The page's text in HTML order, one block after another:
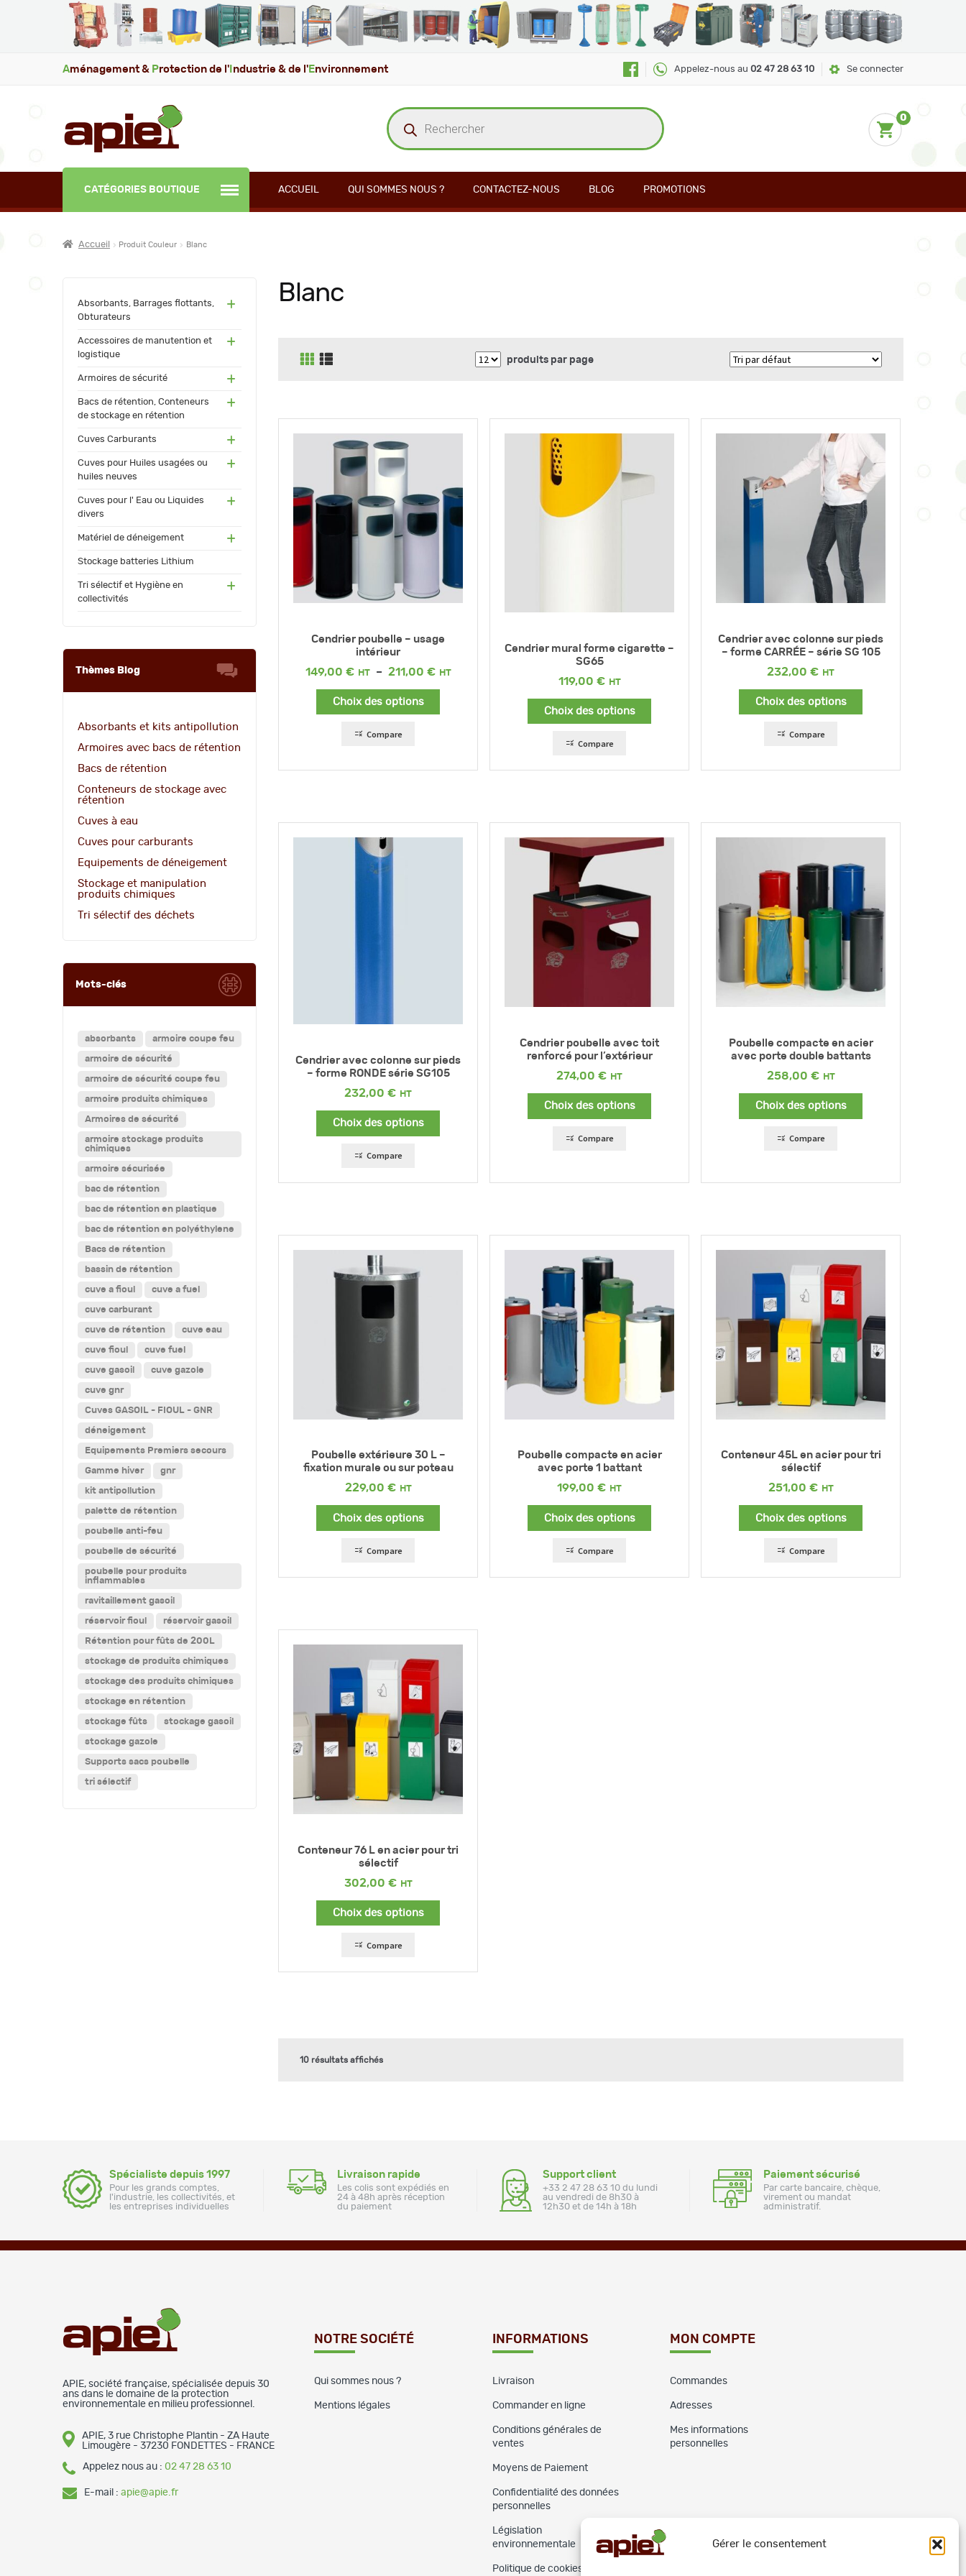
Gérer le consentement
Aménagement & Protection de l' ndustrie & de l' Environnement Appelez-nous au 02 47 28 63 10 Se connecter
Recherche
de
produits
0
CATÉGORIES BOUTIQUE ACCUEIL QUI SOMMES NOUS ? CONTACTEZ-NOUS BLOG PROMOTIONS
Accueil Produit Couleur Blanc
Absorbants, Barrages flottants,
Obturateurs
(60)
Accessoires de manutention et
logistique
(55)
Armoires de sécurité (91)
Bacs de rétention, Conteneurs
de stockage en rétention
(171
Cuves Carburants
(17
Cuves pour Huiles usagées ou
huiles neuves
(24)
Cuves pour l' Eau ou Liquides
divers
(72)
Matériel de déneigement
(34
Stockage batteries Lithium
Tri sélectif et Hygiène en
collectivités
(13
Thèmes Blog
Absorbants et kits antipollution
Armoires avec bacs de rétention
Bacs de rétention
Conteneurs de stockage avec
rétention
Cuves à eau
Cuves pour carburants
Equipements de déneigement
Stockage et manipulation
produits chimiques
Tri sélectif des déchets
Mots-clés
absorbants armoire coupe feu
armoire de sécurité
armoire de sécurité coupe feu
armoire produits chimiques
Armoires de sécurité
armoire stockage produits
chimiques
armoire sécurisée
bac de rétention
bac de rétention en plastique
bac de rétention en polyéthylene
Bacs de rétention
bassin de rétention
cuve a fioul cuve a fuel
cuve carburant
cuve de rétention cuve eau
cuve fioul cuve fuel
cuve gasoil cuve gazole
cuve gnr
Cuves GASOIL - FIOUL - GNR
déneigement
Equipements Premiers secours
Gamme hiver gnr
kit antipollution
palette de rétention
poubelle anti-feu
poubelle de sécurité
poubelle pour produits
inflammables
ravitaillement gasoil
réservoir fioul réservoir gasoil
Rétention pour fûts de 200L
stockage de produits chimiques
stockage des produits chimiques
stockage en rétention
stockage fûts stockage gasoil
stockage gazole
Supports sacs poubelle
tri sélectif
Blanc
produits par page
Cendrier poubelle – usage
intérieur
149,00 € – 211,00 €
Plage
Choix des options
Compare
Cendrier mural forme cigarette –
SG65
119,00 €
Choix des options
Compare
Cendrier avec colonne sur pieds
– forme CARRÉE – série SG 105
232,00 €
Choix des options
Compare
Cendrier avec colonne sur pieds
– forme RONDE série SG105
232,00 €
Choix des options
Compare
Cendrier poubelle avec toit
renforcé pour l’extérieur
274,00 €
Choix des options
Compare
Poubelle compacte en acier
avec porte double battants
258,00 €
Choix des options
Compare
Poubelle extérieure 30 L –
fixation murale ou sur poteau
229,00 €
Choix des options
Compare
Poubelle compacte en acier
avec porte 1 battant
199,00 €
Choix des options
Compare
Conteneur 45L en acier pour tri
sélectif
251,00 €
Choix des options
Compare
Conteneur 76 L en acier pour tri
sélectif
302,00 €
Choix des options
Compare
10 résultats affichés
Spécialiste depuis 1997
Pour les grands comptes,
l'industrie, les collectivités, et
les entreprises individuelles
Livraison rapide
Les colis sont expédiés en
24 à 48h après réception
du paiement
Support client
+33 2 47 28 63 10 du lundi
au vendredi de 8h30 à
12h30 et de 14h à 18h
Paiement sécurisé
Par carte bancaire, chèque,
virement ou mandat
administratif.
APIE, société française, spécialisée depuis 30
ans dans le domaine de la protection
environnementale en milieu professionnel.
APIE, 3 rue Christophe Plantin - ZA Haute
Limougère - 37230 FONDETTES - FRANCE
Appelez nous au : 02 47 28 63 10
E-mail : apie@apie.fr
NOTRE SOCIÉTÉ
Qui sommes nous ?
Mentions légales
INFORMATIONS
Livraison
Commander en ligne
Conditions générales de
ventes
Moyens de Paiement
Confidentialité des données
personnelles
Législation
environnementale
Politique de cookies (UE)
MON COMPTE
Commandes
Adresses
Mes informations
personnelles